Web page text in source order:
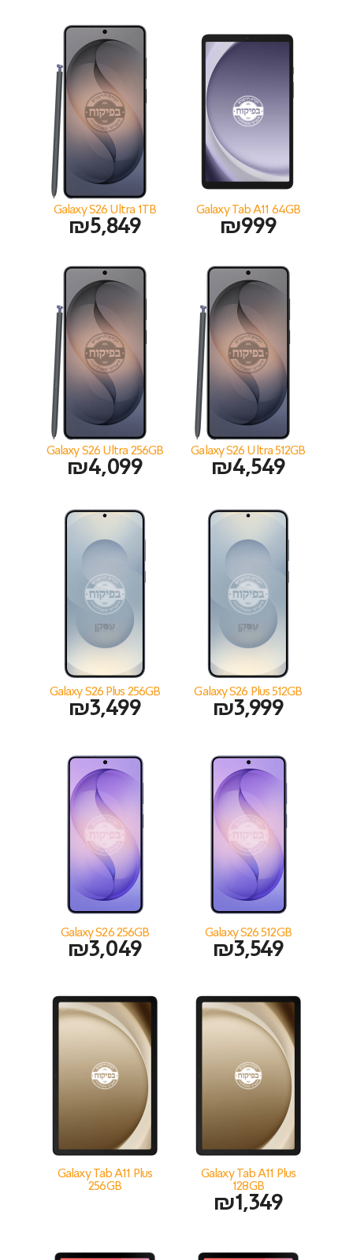
Galaxy Tab A11 64GB
₪999
Galaxy S26 Ultra 1TB
₪5,849
Galaxy S26 Ultra 512GB
₪4,549
Galaxy S26 Ultra 256GB
₪4,099
Galaxy S26 Plus 512GB
₪3,999
Galaxy S26 Plus 256GB
₪3,499
Galaxy S26 512GB
₪3,549
Galaxy S26 256GB
₪3,049
Galaxy Tab A11 Plus
128GB
₪1,349
Galaxy Tab A11 Plus
256GB